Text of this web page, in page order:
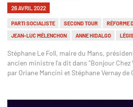
26 AVRIL 2022
PARTI SOCIALISTE SECOND TOUR
RÉFORME
JEAN-LUC MÉLENCHON
ANNE HIDALGO
Stéphane Le Foll, maire du Mans,
ancien ministre l'a dit dans "Bonjour Chez
par Oriane Mancini et Stéphane Vernay de